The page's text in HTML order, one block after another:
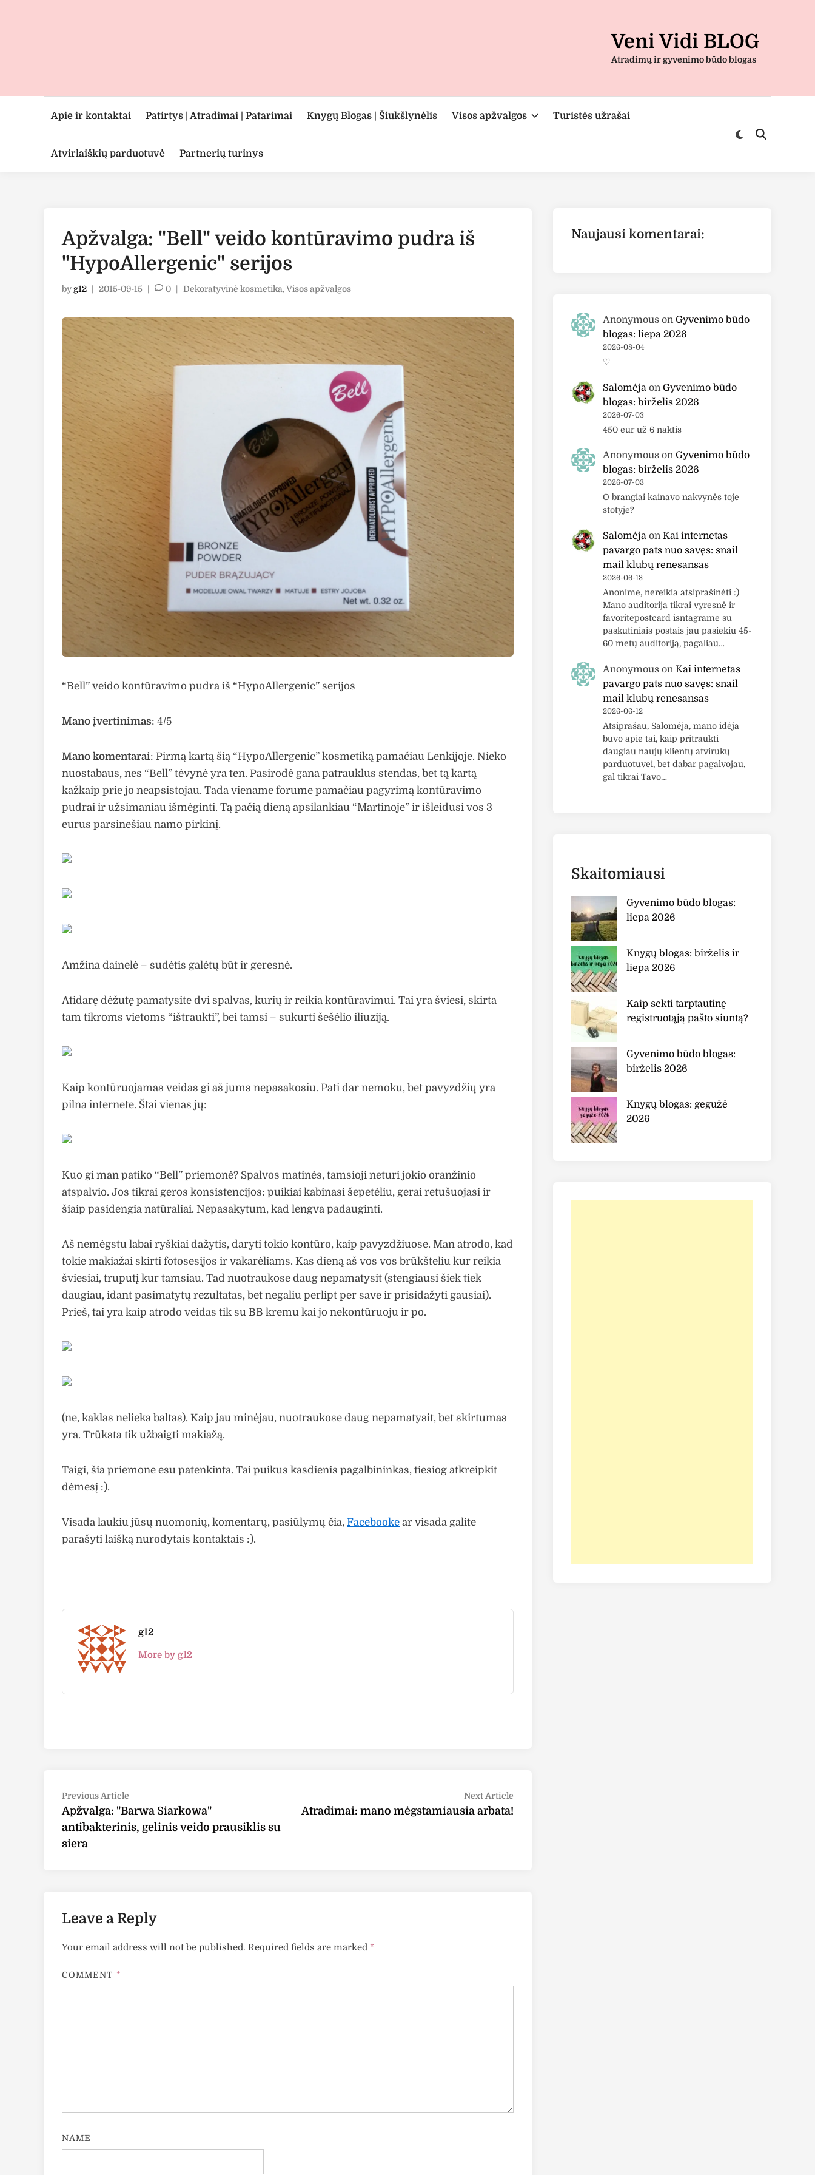
Veni Vidi BLOG
Atradimų ir gyvenimo būdo blogas
Apie ir kontaktai Patirtys | Atradimai | Patarimai Knygų Blogas | Šiukšlynėlis Visos apžvalgos Turistės užrašai
Atvirlaiškių parduotuvė Partnerių turinys
Switch
Open
Apžvalga: "Bell" veido kontūravimo pudra iš
"HypoAllergenic" serijos
byg12 2015-09-15 0
Posted
Dekoratyvinė kosmetika,Visos apžvalgos
“Bell” veido kontūravimo pudra iš “HypoAllergenic” serijos
Mano įvertinimas: 4/5
Mano komentarai: Pirmą kartą šią “HypoAllergenic” kosmetiką pamačiau Lenkijoje. Nieko
nuostabaus, nes “Bell” tėvynė yra ten. Pasirodė gana patrauklus stendas, bet tą kartą
kažkaip prie jo neapsistojau. Tada viename forume pamačiau pagyrimą kontūravimo
pudrai ir užsimaniau išmėginti. Tą pačią dieną apsilankiau “Martinoje” ir išleidusi vos 3
eurus parsinešiau namo pirkinį.
Amžina dainelė – sudėtis galėtų būt ir geresnė.
Atidarę dėžutę pamatysite dvi spalvas, kurių ir reikia kontūravimui. Tai yra šviesi, skirta
tam tikroms vietoms “ištraukti”, bei tamsi – sukurti šešėlio iliuziją.
Kaip kontūruojamas veidas gi aš jums nepasakosiu. Pati dar nemoku, bet pavyzdžių yra
pilna internete. Štai vienas jų:
Kuo gi man patiko “Bell” priemonė? Spalvos matinės, tamsioji neturi jokio oranžinio
atspalvio. Jos tikrai geros konsistencijos: puikiai kabinasi šepetėliu, gerai retušuojasi ir
šiaip pasidengia natūraliai. Nepasakytum, kad lengva padauginti.
Aš nemėgstu labai ryškiai dažytis, daryti tokio kontūro, kaip pavyzdžiuose. Man atrodo, kad
tokie makiažai skirti fotosesijos ir vakarėliams. Kas dieną aš vos vos brūkšteliu kur reikia
šviesiai, truputį kur tamsiau. Tad nuotraukose daug nepamatysit (stengiausi šiek tiek
daugiau, idant pasimatytų rezultatas, bet negaliu perlipt per save ir prisidažyti gausiai).
Prieš, tai yra kaip atrodo veidas tik su BB kremu kai jo nekontūruoju ir po.
(ne, kaklas nelieka baltas). Kaip jau minėjau, nuotraukose daug nepamatysit, bet skirtumas
yra. Trūksta tik užbaigti makiažą.
Taigi, šia priemone esu patenkinta. Tai puikus kasdienis pagalbininkas, tiesiog atkreipkit
dėmesį :).
Visada laukiu jūsų nuomonių, komentarų, pasiūlymų čia, Facebooke ar visada galite
parašyti laišką nurodytais kontaktais :).
g12
More by g12
Post
navigation
Previous Article
article:
Apžvalga: "Barwa Siarkowa"
antibakterinis, gelinis veido prausiklis su
siera
Next Article
Atradimai: mano mėgstamiausia arbata!
Leave a Reply
Your email address will not be published. Required fields are marked *
COMMENT *
NAME
Naujausi komentarai:
Anonymous on Gyvenimo būdo
blogas: liepa 2026
2026-08-04
♡
Salomėja on Gyvenimo būdo
blogas: birželis 2026
2026-07-03
450 eur už 6 naktis
Anonymous on Gyvenimo būdo
blogas: birželis 2026
2026-07-03
O brangiai kainavo nakvynės toje
stotyje?
Salomėja on Kai internetas
pavargo pats nuo savęs: snail
mail klubų renesansas
2026-06-13
Anonime, nereikia atsiprašinėti :)
Mano auditorija tikrai vyresnė ir
favoritepostcard isntagrame su
paskutiniais postais jau pasiekiu 45-
60 metų auditoriją, pagaliau…
Anonymous on Kai internetas
pavargo pats nuo savęs: snail
mail klubų renesansas
2026-06-12
Atsiprašau, Salomėja, mano idėja
buvo apie tai, kaip pritraukti
daugiau naujų klientų atvirukų
parduotuvei, bet dabar pagalvojau,
gal tikrai Tavo…
Skaitomiausi
Gyvenimo būdo blogas:
liepa 2026
Knygų blogas: birželis ir
liepa 2026
Kaip sekti tarptautinę
registruotąją pašto siuntą?
Gyvenimo būdo blogas:
birželis 2026
Knygų blogas: gegužė
2026